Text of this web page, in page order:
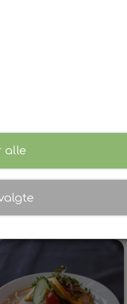
Luksus smørrebrød - Æg &
tomat
Tilføj til kurv
alle